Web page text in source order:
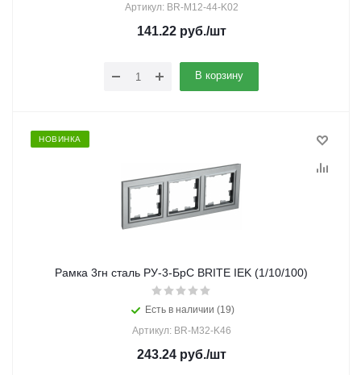
Артикул: BR-M12-44-K02
141.22руб./шт
В корзину
НОВИНКА
Рамка 3гн сталь РУ-3-БрС BRITE IEK (1/10/100)
Есть в наличии (19)
Артикул: BR-M32-K46
243.24руб./шт